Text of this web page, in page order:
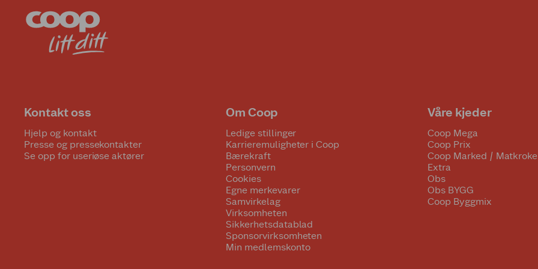
Kontakt oss
Hjelp og kontakt
Presse og pressekontakter
Se opp for useriøse aktører
Om Coop
Ledige stillinger
Karrieremuligheter i Coop
Bærekraft
Personvern
Cookies
Egne merkevarer
Samvirkelag
Virksomheten
Sikkerhetsdatablad
Sponsorvirksomheten
Min medlemskonto
Våre kjeder
Coop Mega
Coop Prix
Coop Marked /
Extra
Obs
Obs BYGG
Coop Byggmix